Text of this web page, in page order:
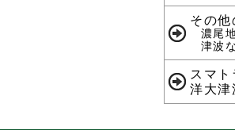
その
濃尾
津波
スマ
洋大津